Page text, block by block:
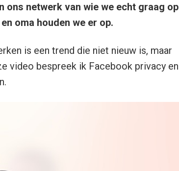
ons netwerk van wie we echt graag op
oma houden we er op.
is een trend die niet nieuw is, maar
video bespreek ik Facebook privacy en